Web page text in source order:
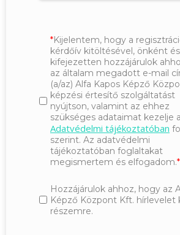
Kijelentem, hogy a
kérdőív kitöltésével, önként és
kifejezetten hozzájárulok
az általam megadott e-mail
(a/az) Alfa Kapos Képző
képzési értesítő szolgáltatást
nyújtson, valamint az ehhez
szükséges adataimat kezelje
Adatvédelmi tájékoztatóban
szerint. Az adatvédelmi
tájékoztatóban foglaltakat
megismertem és elfogadom.
Hozzájárulok ahhoz, hogy az
Képző Központ Kft. hírlevelet
részemre.